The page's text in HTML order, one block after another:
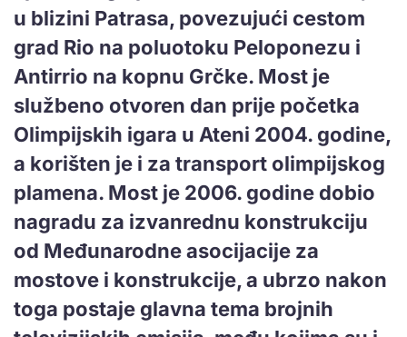
u blizini Patrasa, povezujući cestom
grad Rio na poluotoku Peloponezu i
Antirrio na kopnu Grčke. Most je
službeno otvoren dan prije početka
Olimpijskih igara u Ateni 2004. godine,
a korišten je i za transport olimpijskog
plamena. Most je 2006. godine dobio
nagradu za izvanrednu konstrukciju
od Međunarodne asocijacije za
mostove i konstrukcije, a ubrzo nakon
toga postaje glavna tema brojnih